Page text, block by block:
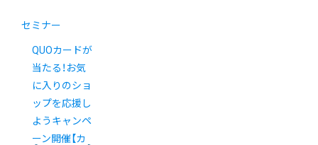
セミナー
QUOカードが
当たる！お気
に入りのショ
ップを応援し
ようキャンペ
ーン開催【カ